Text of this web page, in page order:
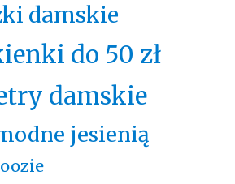
damskie
do 50 zł
damskie
jesienią